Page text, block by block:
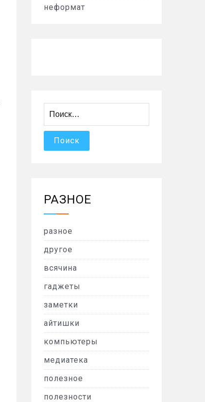
неформат
РАЗНОЕ
разное
другое
всячина
гаджеты
заметки
айтишки
компьютеры
медиатека
полезное
полезности